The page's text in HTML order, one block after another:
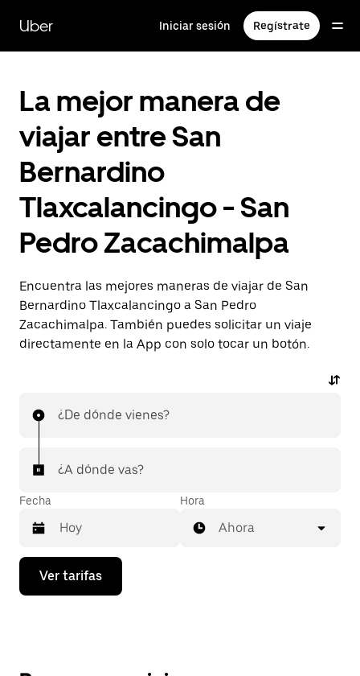
contenido
principal
Uber Iniciar sesión Regístrate
La mejor manera de
viajar entre San
Bernardino
Tlaxcalancingo - San
Pedro Zacachimalpa
Encuentra las mejores maneras de viajar de San
Bernardino Tlaxcalancingo a San Pedro
Zacachimalpa. También puedes solicitar un viaje
directamente en la App con solo tocar un botón.
¿De dónde vienes?
¿A dónde vas?
Fecha
Presiona
flecha
Hora
Ahora
Ver tarifas